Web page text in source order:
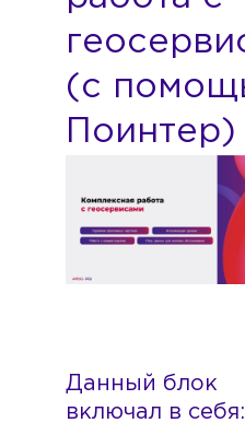
Данный блок
включал в себя: